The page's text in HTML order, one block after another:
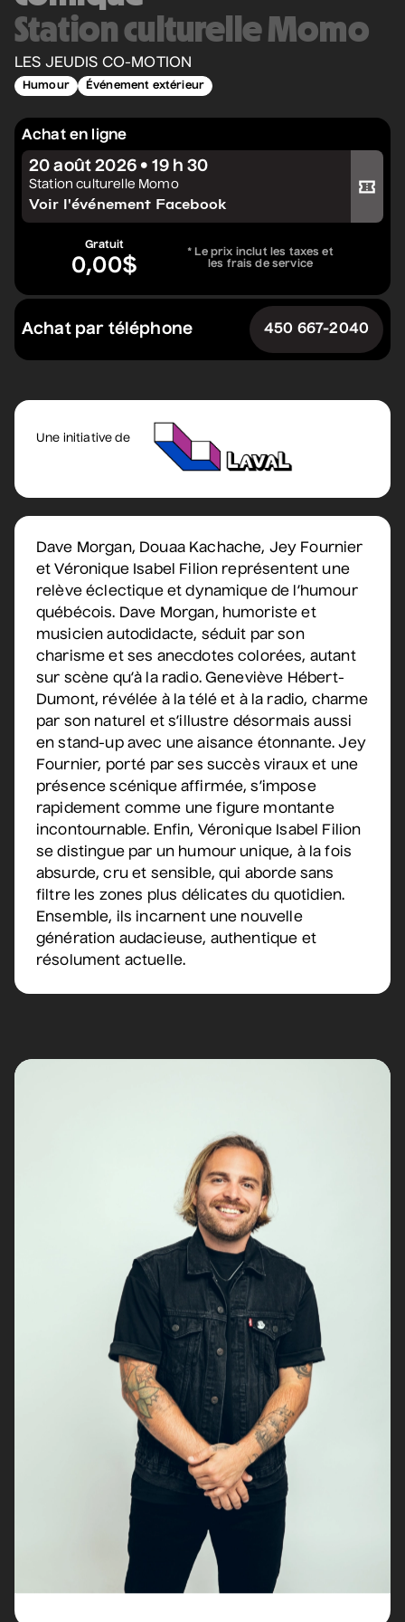
Constellation de cordes
• Zones musicales
20 août 2026• 20 h 00
Cour intérieure de la Maison des Arts
Complet
Marie Céleste
• Tout ce qui brille
David Corriveau
• 100 contrefaçons
Sam Breton
• Ga-lé aller
Korine Côté, Gabrielle
Caron, Rolly Assal
• Korine Côté et invités
3 septembre 2026• 19 h 30
Station culturelle Momo
Gratuit
Maude Landry
• Trop cool
3 septembre 2026• 19 h 30
Salle André-Mathieu
Véronic DiCaire
• Nouveau spectacle
5 septembre 2026• 20 h 00
Salle André-Mathieu
6 septembre 2026• 15 h 00
Patrick Norman et
Nathalie Lord
• Patrick Norman et
Nathalie Lord
6 septembre 2026• 20 h 00
Théâtre Marcellin-Champagnat
Promotions
Josiane Aubuchon
• En promenade
9 septembre 2026
Annexe3
Rodage
Bon Enfant
• Demande spéciale
10 septembre 2026• 19 h 30
Station culturelle Momo
Station culturelle Momo
LES JEUDIS CO-MOTION
Humour Événement extérieur
Achat en ligne
Acheter votre billet
20 août 2026 • 19 h 30
Station culturelle Momo
Voir l'événement Facebook
Gratuit
0,00$
* Le prix inclut les taxes et
les frais de service
Achat par téléphone 450 667-2040
Une initiative de
Dave Morgan, Douaa Kachache, Jey Fournier
et Véronique Isabel Filion représentent une
relève éclectique et dynamique de l’humour
québécois. Dave Morgan, humoriste et
musicien autodidacte, séduit par son
charisme et ses anecdotes colorées, autant
sur scène qu’à la radio. Geneviève Hébert-
Dumont, révélée à la télé et à la radio, charme
par son naturel et s’illustre désormais aussi
en stand-up avec une aisance étonnante. Jey
Fournier, porté par ses succès viraux et une
présence scénique affirmée, s’impose
rapidement comme une figure montante
incontournable. Enfin, Véronique Isabel Filion
se distingue par un humour unique, à la fois
absurde, cru et sensible, qui aborde sans
filtre les zones plus délicates du quotidien.
Ensemble, ils incarnent une nouvelle
génération audacieuse, authentique et
résolument actuelle.